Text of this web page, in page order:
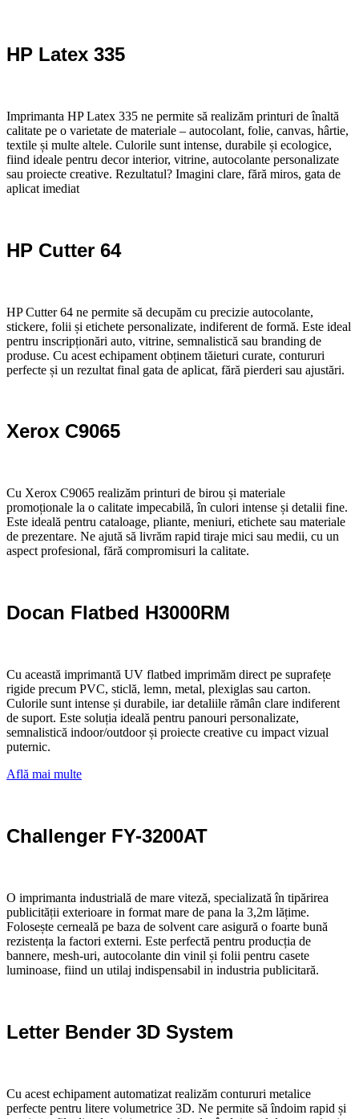
HP Latex 335
Imprimanta HP Latex 335 ne permite să realizăm printuri de înaltă
calitate pe o varietate de materiale – autocolant, folie, canvas, hârtie,
textile și multe altele. Culorile sunt intense, durabile și ecologice,
fiind ideale pentru decor interior, vitrine, autocolante personalizate
sau proiecte creative. Rezultatul? Imagini clare, fără miros, gata de
aplicat imediat
HP Cutter 64
HP Cutter 64 ne permite să decupăm cu precizie autocolante,
stickere, folii și etichete personalizate, indiferent de formă. Este ideal
pentru inscripționări auto, vitrine, semnalistică sau branding de
produse. Cu acest echipament obținem tăieturi curate, contururi
perfecte și un rezultat final gata de aplicat, fără pierderi sau ajustări.
Xerox C9065
Cu Xerox C9065 realizăm printuri de birou și materiale
promoționale la o calitate impecabilă, în culori intense și detalii fine.
Este ideală pentru cataloage, pliante, meniuri, etichete sau materiale
de prezentare. Ne ajută să livrăm rapid tiraje mici sau medii, cu un
aspect profesional, fără compromisuri la calitate.
Docan Flatbed H3000RM
Cu această imprimantă UV flatbed imprimăm direct pe suprafețe
rigide precum PVC, sticlă, lemn, metal, plexiglas sau carton.
Culorile sunt intense și durabile, iar detaliile rămân clare indiferent
de suport. Este soluția ideală pentru panouri personalizate,
semnalistică indoor/outdoor și proiecte creative cu impact vizual
puternic.
Află mai multe
Challenger FY-3200AT
O imprimanta industrială de mare viteză, specializată în tipărirea
publicității exterioare in format mare de pana la 3,2m lățime.
Folosește cerneală pe baza de solvent care asigură o foarte bună
rezistența la factori externi. Este perfectă pentru producția de
bannere, mesh-uri, autocolante din vinil și folii pentru casete
luminoase, fiind un utilaj indispensabil in industria publicitară.
Letter Bender 3D System
Cu acest echipament automatizat realizăm contururi metalice
perfecte pentru litere volumetrice 3D. Ne permite să îndoim rapid și